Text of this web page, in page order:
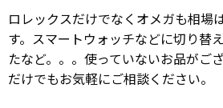
ロレックスだけでなくオメガも相場
す。スマートウォッチなどに切り替
たなど。。。使っていないお品がご
だけでもお気軽にご相談ください。